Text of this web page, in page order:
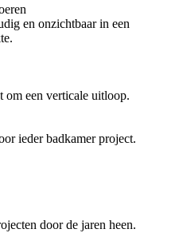
en onzichtbaar in een
om een verticale uitloop.
ieder badkamer project.
door de jaren heen.